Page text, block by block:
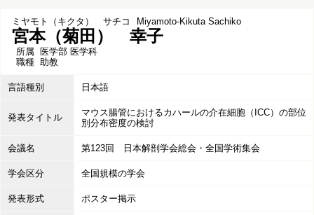
ミヤモト（キクタ） サチコ Miyamoto-Kikuta Sachiko
宮本（菊田） 幸子
所属 医学部 医学科
職種 助教
言語種別 日本語
発表タイトル
マウス腸管におけるカハールの介在細胞（ICC）の部位
別分布密度の検討
会議名 第123回 日本解剖学会総会・全国学術集会
学会区分 全国規模の学会
発表形式 ポスター掲示